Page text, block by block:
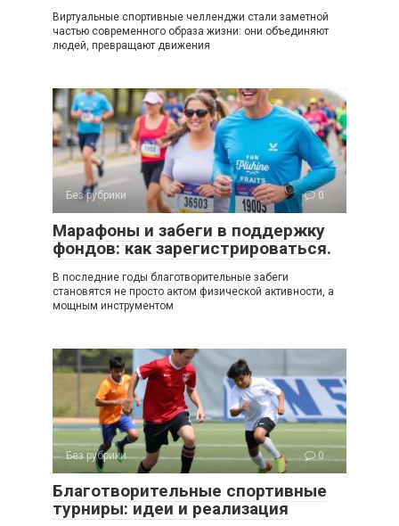
Виртуальные спортивные челленджи стали заметной
частью современного образа жизни: они объединяют
людей, превращают движения
Без рубрики 0
Марафоны и забеги в поддержку
фондов: как зарегистрироваться.
В последние годы благотворительные забеги
становятся не просто актом физической активности, а
мощным инструментом
Без рубрики 0
Благотворительные спортивные
турниры: идеи и реализация